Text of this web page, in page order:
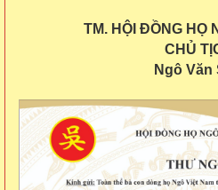
TM. HỘI ĐỒNG HỌ
CHỦ
Ngô Văn